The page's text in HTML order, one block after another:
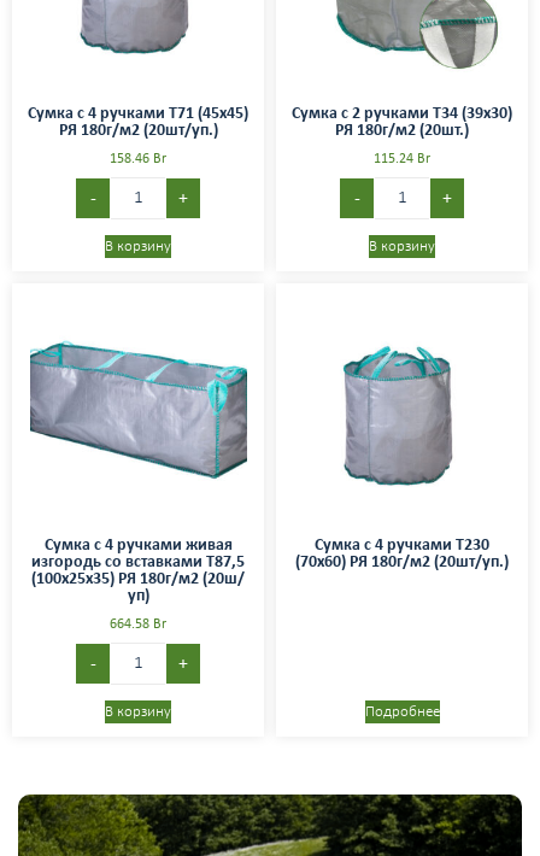
Сумка с 4 ручками T71 (45х45)
РЯ 180г/м2 (20шт/уп.)
158.46 Br
- +
В корзину
Сумка с 2 ручками T34 (39х30)
РЯ 180г/м2 (20шт.)
115.24 Br
- +
В корзину
Сумка с 4 ручками живая
изгородь со вставками Т87,5
(100х25х35) РЯ 180г/м2 (20ш/
уп)
664.58 Br
- +
В корзину
Сумка с 4 ручками T230
(70х60) РЯ 180г/м2 (20шт/уп.)
Подробнее